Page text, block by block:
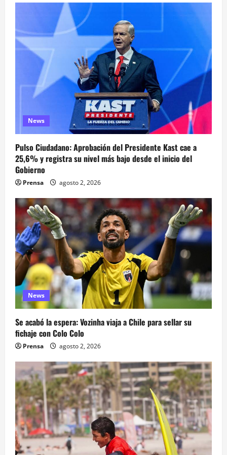
News
Pulso Ciudadano: Aprobación del Presidente Kast cae a
25,6% y registra su nivel más bajo desde el inicio del
Gobierno
Prensa agosto 2, 2026
News
Se acabó la espera: Vozinha viaja a Chile para sellar su
fichaje con Colo Colo
Prensa agosto 2, 2026